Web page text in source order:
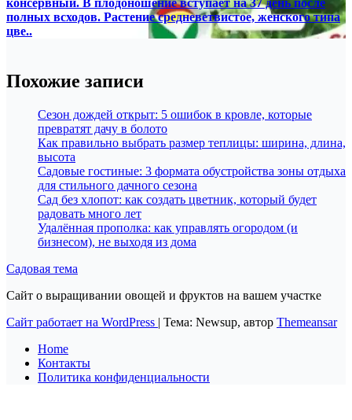
полных всходов. Растение средневетвистое, женского типа
цве..
Похожие записи
Сезон дождей открыт: 5 ошибок в кровле, которые
превратят дачу в болото
Как правильно выбрать размер теплицы: ширина, длина,
высота
Садовые гостиные: 3 формата обустройства зоны отдыха
для стильного дачного сезона
Сад без хлопот: как создать цветник, который будет
радовать много лет
Удалённая прополка: как управлять огородом (и
бизнесом), не выходя из дома
Садовая тема
Сайт о выращивании овощей и фруктов на вашем участке
Сайт работает на WordPress | Тема: Newsup, автор Themeansar
Home
Контакты
Политика конфиденциальности